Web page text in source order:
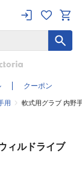
クーポン
用 軟式用グラブ 内野
ィルドライブ